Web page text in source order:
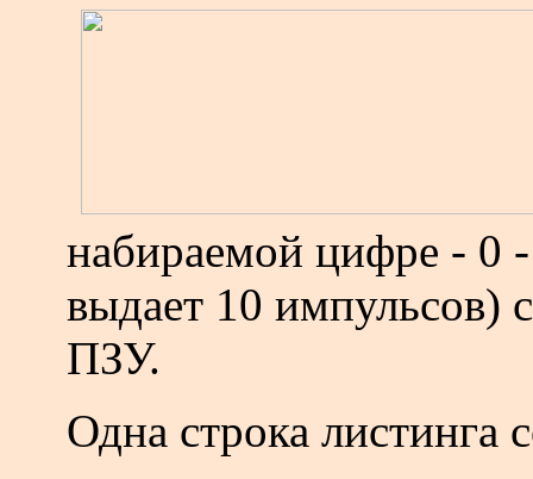
набираемой цифре - 0
выдает 10 импульсов)
ПЗУ.
Одна строка листинга